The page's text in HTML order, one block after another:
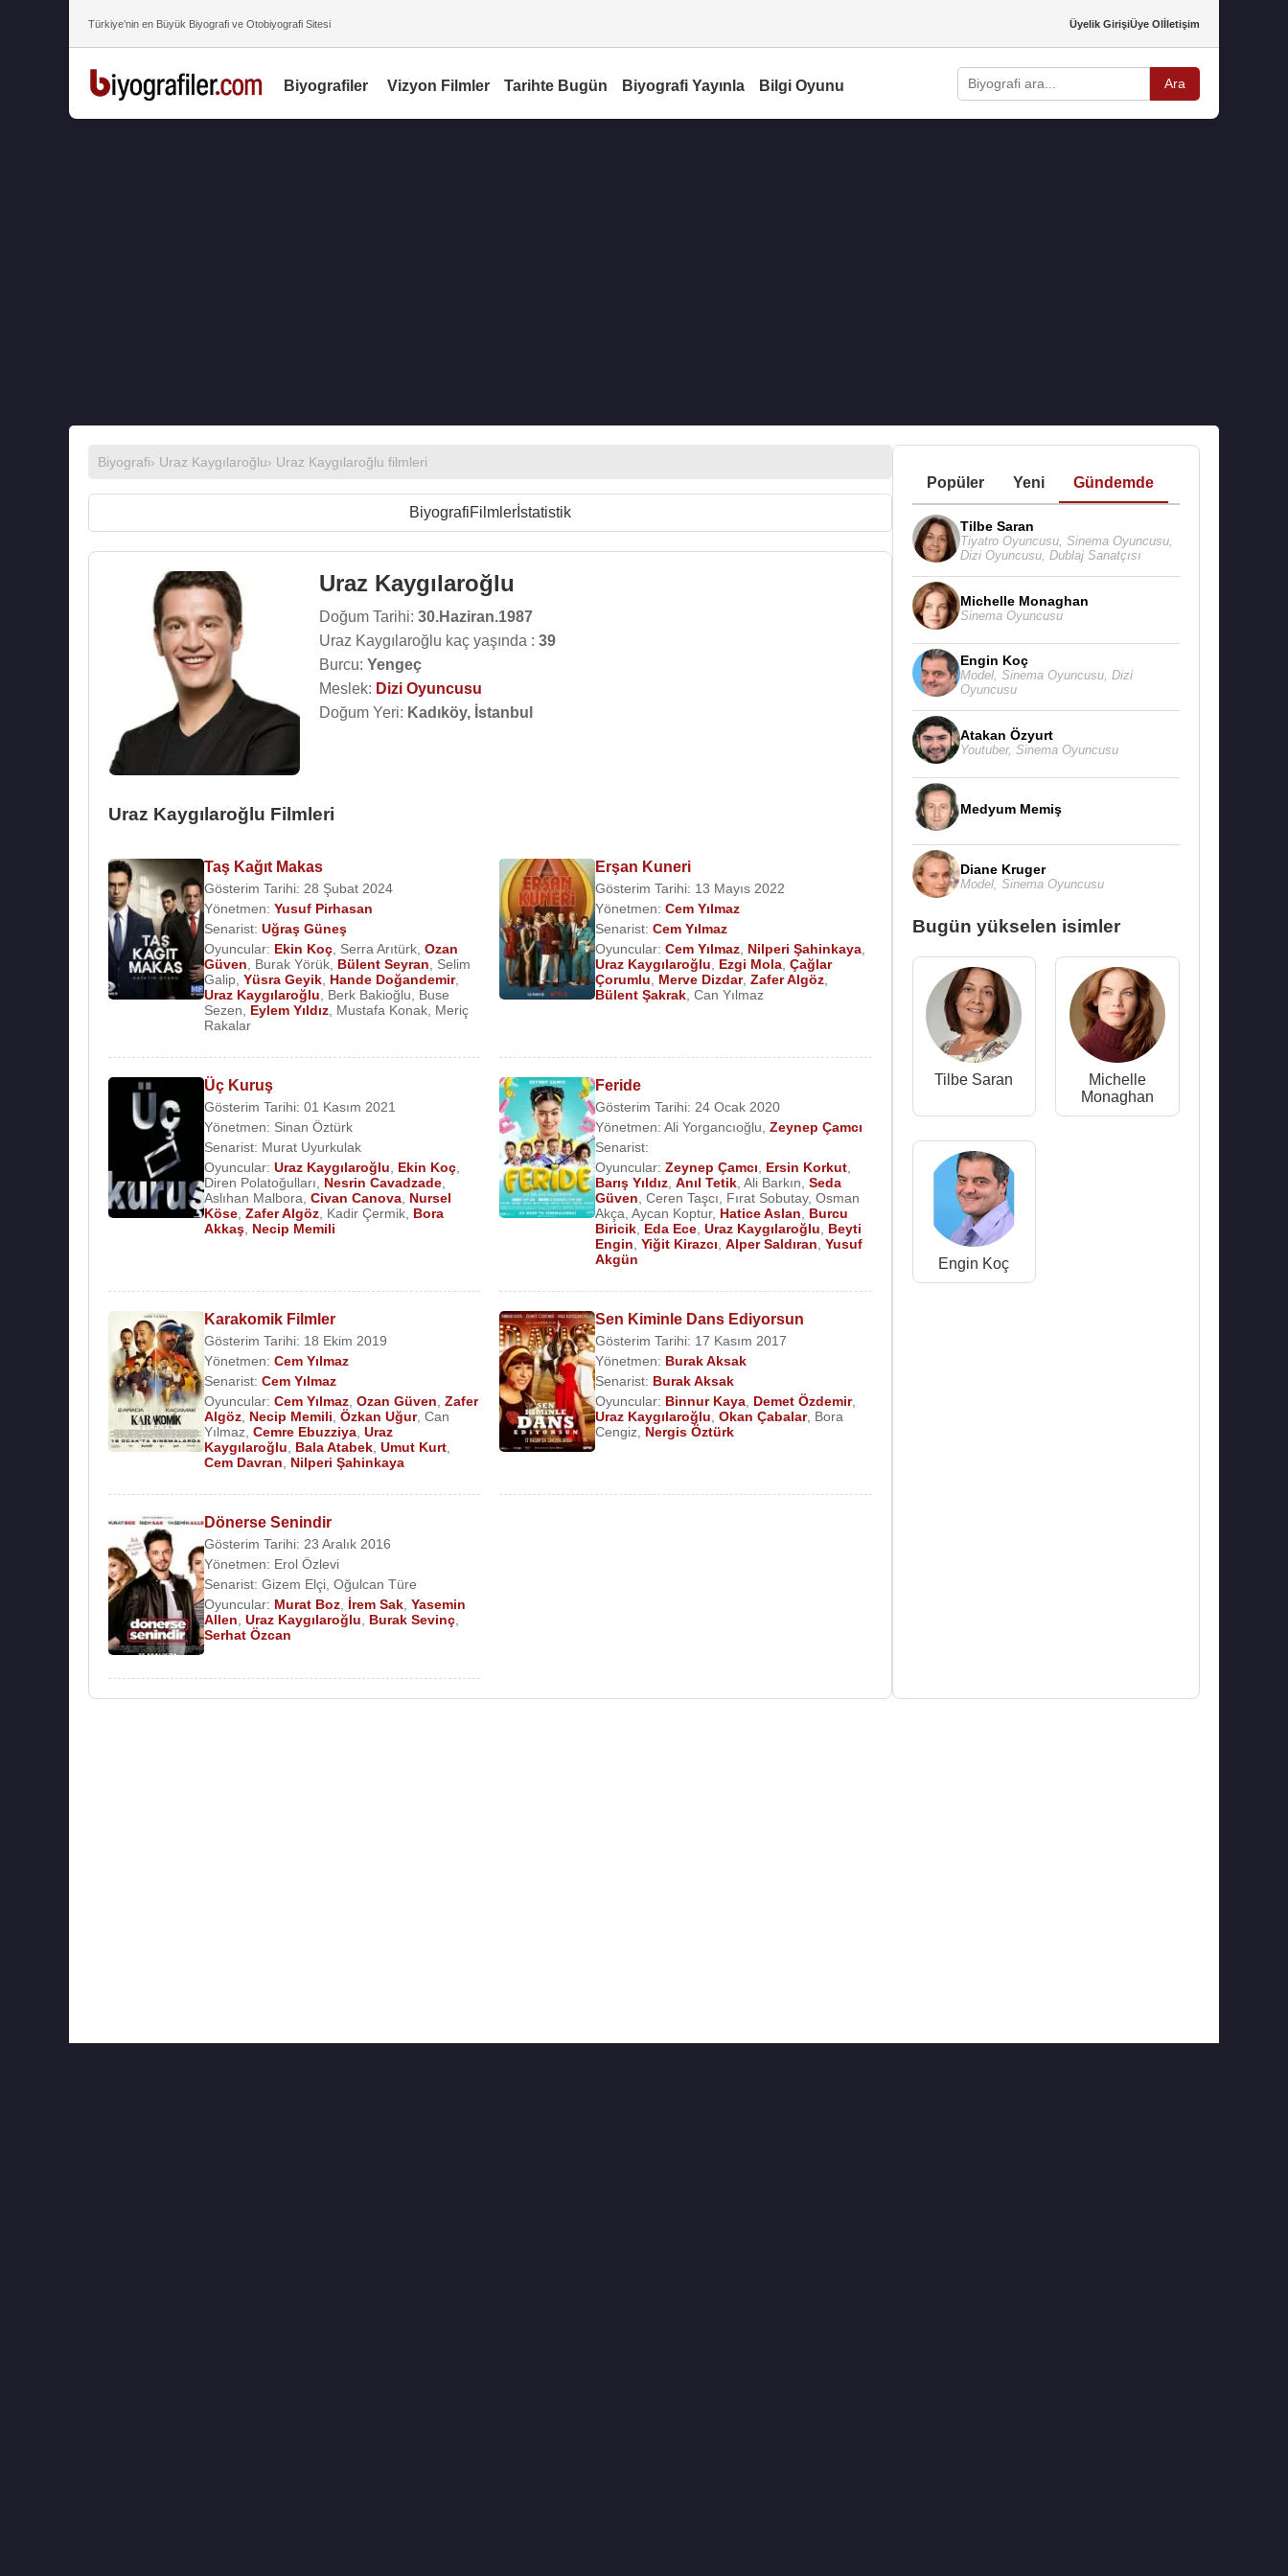
Türkiye’nin en Büyük Biyografi ve Otobiyografi Sitesi Üyelik GirişiÜye Olİletişim
Biyografiler Vizyon Filmler Tarihte Bugün Biyografi Yayınla Bilgi Oyunu Ara
Biyografi› Uraz Kaygılaroğlu› Uraz Kaygılaroğlu filmleri
BiyografiFilmlerİstatistik
Uraz Kaygılaroğlu
Doğum Tarihi: 30.Haziran.1987
Uraz Kaygılaroğlu kaç yaşında : 39
Burcu: Yengeç
Meslek: Dizi Oyuncusu
Doğum Yeri: Kadıköy, İstanbul
Uraz Kaygılaroğlu Filmleri
Taş Kağıt Makas
Gösterim Tarihi: 28 Şubat 2024
Yönetmen: Yusuf Pirhasan
Senarist: Uğraş Güneş
Oyuncular: Ekin Koç Serra Arıtürk Ozan
Güven
Burak Yörük Bülent Seyran
Selim
Galip Yüsra Geyik Hande Doğandemir,
Uraz Kaygılaroğlu
Berk Bakioğlu
Buse
Sezen
Eylem Yıldız Mustafa Konak Meriç
Rakalar
Erşan Kuneri
Gösterim Tarihi: 13 Mayıs 2022
Yönetmen:Cem Yılmaz
Senarist:Cem Yılmaz
Oyuncular:Cem Yılmaz Nilperi Şahinkaya
Uraz Kaygılaroğlu
Ezgi Mola ,Çağlar
Çorumlu
Merve Dizdar,Zafer Algöz
Bülent Şakrak ,Can Yılmaz
Üç Kuruş
Gösterim Tarihi: 01 Kasım 2021
Yönetmen: Sinan Öztürk
Senarist: Murat Uyurkulak
Oyuncular: Uraz Kaygılaroğlu Ekin Koç
Diren Polatoğulları
Nesrin Cavadzade
Aslıhan Malbora Civan Canova Nursel
Köse Zafer Algöz Kadir Çermik Bora
Akkaş Necip Memili
Feride
Gösterim Tarihi: 24 Ocak 2020
Yönetmen:Ali Yorgancıoğlu ,Zeynep Çamcı
Senarist:
Oyuncular:Zeynep Çamcı Ersin Korkut
Barış Yıldız ,Anıl Tetik ,Ali Barkın ,Seda
Güven ,Ceren Taşcı Fırat Sobutay,Osman
Akça ,Aycan Koptur, Hatice Aslan
Burcu
Biricik Eda Ece ,Uraz Kaygılaroğlu
Beyti
Engin ,Yiğit Kirazcı ,Alper Saldıran ,Yusuf
Akgün
Karakomik Filmler
Gösterim Tarihi: 18 Ekim 2019
Yönetmen: Cem Yılmaz
Senarist: Cem Yılmaz
Oyuncular: Cem Yılmaz Ozan Güven Zafer
Algöz Necip Memili Özkan Uğur, Can
Yılmaz Cemre Ebuzziya Uraz
Kaygılaroğlu
Bala Atabek Umut Kurt
Cem Davran
Nilperi Şahinkaya
Sen Kiminle Dans Ediyorsun
Gösterim Tarihi: 17 Kasım 2017
Yönetmen: Burak Aksak
Senarist: Burak Aksak
Oyuncular: Binnur Kaya Demet Özdemir,
Uraz Kaygılaroğlu ,Okan Çabalar, Bora
Cengiz Nergis Öztürk
Dönerse Senindir
Gösterim Tarihi: 23 Aralık 2016
Yönetmen: Erol Özlevi
Senarist: Gizem Elçi Oğulcan Türe
Oyuncular: Murat Boz İrem Sak Yasemin
Allen Uraz Kaygılaroğlu Burak Sevinç
Serhat Özcan
Popüler Yeni Gündemde
Tilbe Saran
Tiyatro Oyuncusu, Sinema Oyuncusu,
Dizi Oyuncusu, Dublaj Sanatçısı
Michelle Monaghan
Sinema Oyuncusu
Engin Koç
Model, Sinema Oyuncusu, Dizi
Oyuncusu
Atakan Özyurt
Youtuber, Sinema Oyuncusu
Medyum Memiş
Diane Kruger
Model, Sinema Oyuncusu
Bugün yükselen isimler
Tilbe Saran
Michelle
Monaghan
Engin Koç